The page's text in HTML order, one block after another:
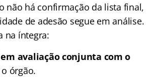
não há confirmação da lista final,
de adesão segue em análise.
na íntegra:
avaliação conjunta com o
órgão.